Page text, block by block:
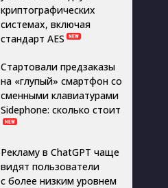
криптографических
системах, включая
стандарт AES
Стартовали предзаказы
на «глупый» смартфон со
сменными клавиатурами
Sidephone: сколько стоит
Рекламу в ChatGPT чаще
видят пользователи
с более низким уровнем